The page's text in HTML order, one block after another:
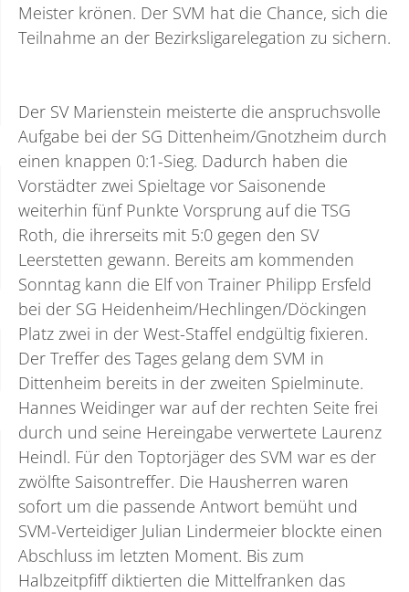
Meister krönen. Der SVM hat die Chance, sich die
Teilnahme an der Bezirksligarelegation zu sichern.
Der SV Marienstein meisterte die anspruchsvolle
Aufgabe bei der SG Dittenheim/Gnotzheim durch
einen knappen 0:1-Sieg. Dadurch haben die
Vorstädter zwei Spieltage vor Saisonende
weiterhin fünf Punkte Vorsprung auf die TSG
Roth, die ihrerseits mit 5:0 gegen den SV
Leerstetten gewann. Bereits am kommenden
Sonntag kann die Elf von Trainer Philipp Ersfeld
bei der SG Heidenheim/Hechlingen/Döckingen
Platz zwei in der West-Staffel endgültig fixieren.
Der Treffer des Tages gelang dem SVM in
Dittenheim bereits in der zweiten Spielminute.
Hannes Weidinger war auf der rechten Seite frei
durch und seine Hereingabe verwertete Laurenz
Heindl. Für den Toptorjäger des SVM war es der
zwölfte Saisontreffer. Die Hausherren waren
sofort um die passende Antwort bemüht und
SVM-Verteidiger Julian Lindermeier blockte einen
Abschluss im letzten Moment. Bis zum
Halbzeitpfiff diktierten die Mittelfranken das